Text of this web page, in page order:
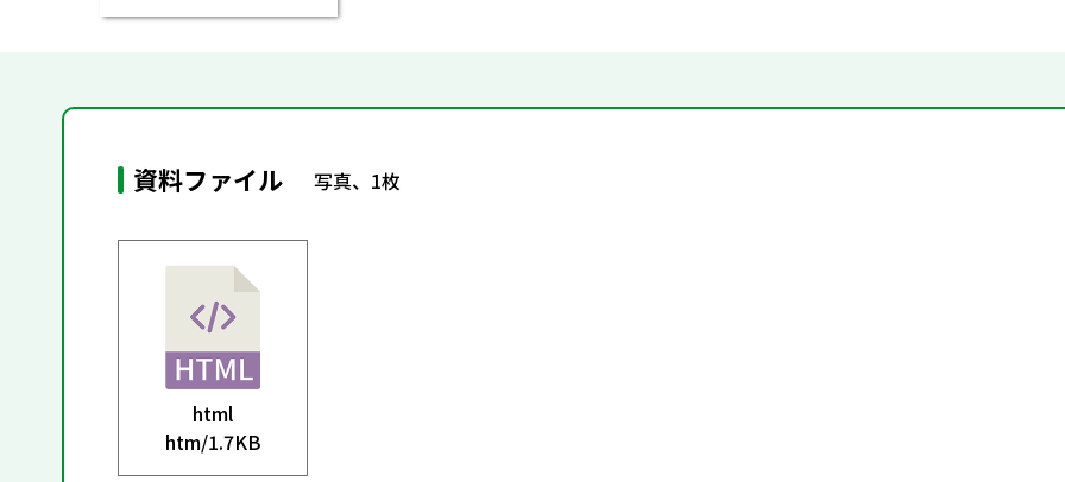
資料ファイル 写真、1枚
html
htm/1.7KB